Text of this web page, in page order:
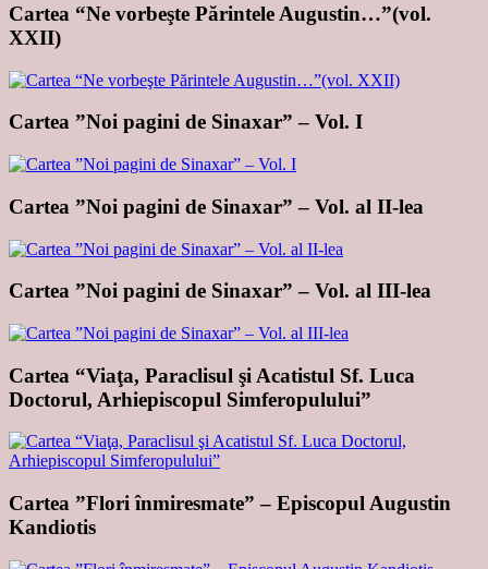
Cartea “Ne vorbeşte Părintele Augustin…”(vol.
XXII)
Cartea ”Noi pagini de Sinaxar” – Vol. I
Cartea ”Noi pagini de Sinaxar” – Vol. al II-lea
Cartea ”Noi pagini de Sinaxar” – Vol. al III-lea
Cartea “Viaţa, Paraclisul şi Acatistul Sf. Luca
Doctorul, Arhiepiscopul Simferopulului”
Cartea ”Flori înmiresmate” – Episcopul Augustin
Kandiotis